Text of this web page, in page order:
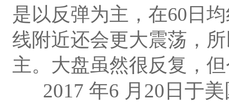
是以反弹为主，在60日
线附近还会更大震荡，
主。大盘虽然很反复，
2017 年6 月20日于美